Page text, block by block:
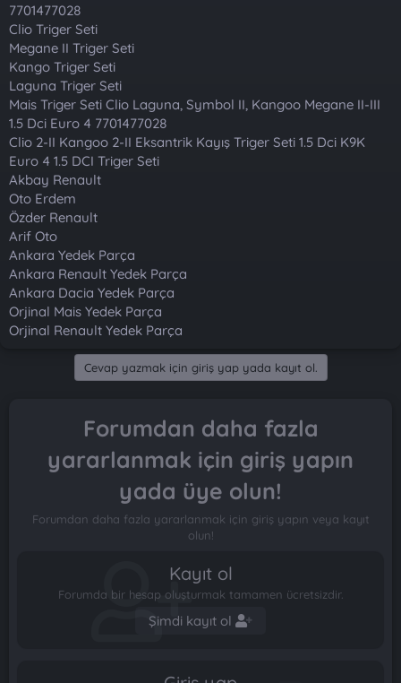
7701477028
Clio Triger Seti
Megane II Triger Seti
Kango Triger Seti
Laguna Triger Seti
Mais Triger Seti Clio Laguna, Symbol II, Kangoo Megane II-III
1.5 Dci Euro 4 7701477028
Clio 2-II Kangoo 2-II Eksantrik Kayış Triger Seti 1.5 Dci K9K
Euro 4 1.5 DCI Triger Seti
Akbay Renault
Oto Erdem
Özder Renault
Arif Oto
Ankara Yedek Parça
Ankara Renault Yedek Parça
Ankara Dacia Yedek Parça
Orjinal Mais Yedek Parça
Orjinal Renault Yedek Parça
Cevap yazmak için giriş yap yada kayıt ol.
Forumdan daha fazla
yararlanmak için giriş yapın
yada üye olun!
Forumdan daha fazla yararlanmak için giriş yapın veya kayıt
olun!
Kayıt ol
Forumda bir hesap oluşturmak tamamen ücretsizdir.
Şimdi kayıt ol